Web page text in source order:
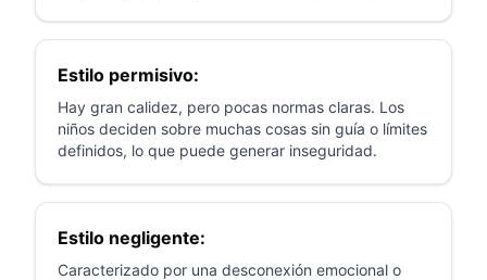
Estilo permisivo:
Hay gran calidez, pero pocas normas claras. Los
niños deciden sobre muchas cosas sin guía o límites
definidos, lo que puede generar inseguridad.
Estilo negligente:
Caracterizado por una desconexión emocional o